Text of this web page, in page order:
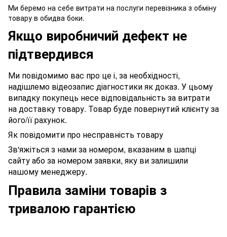
Ми беремо на себе витрати на послуги перевізника з обміну
товару в обидва боки.
Якщо виробничий дефект не
підтвердився
Ми повідомимо вас про це і, за необхідності,
надішлемо відеозапис діагностики як доказ. У цьому
випадку покупець несе відповідальність за витрати
на доставку товару. Товар буде повернутий клієнту за
його/її рахунок.
Як повідомити про несправність товару
Зв'яжіться з нами за номером, вказаним в шапці
сайту або за номером заявки, яку ви залишили
нашому менеджеру.
Правила заміни товарів з
тривалою гарантією